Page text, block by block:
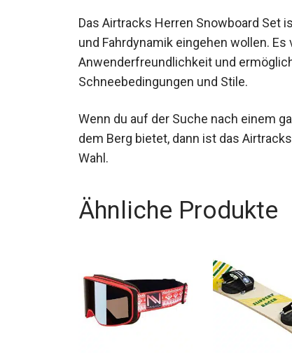
Das Airtracks Herren Snowboard Set
Qualität und Fahrdynamik eingehen
Anwenderfreundlichkeit und
Schneebedingungen und Stile.
Wenn du auf der Suche nach einem
auf dem Berg bietet, dann ist das
hervorragende Wahl.
Ähnliche Produkte